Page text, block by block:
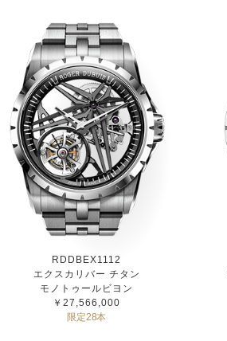
RDDBEX1112
エクスカリバー チタン
モノトゥールビヨン
￥27,566,000
限定28本